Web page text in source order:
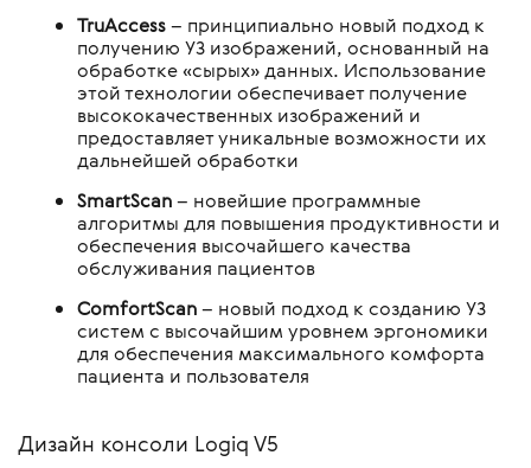
TruAccess– принципиально новый подход к
получению УЗ изображений, основанный на
обработке «сырых» данных. Использование
этой технологии обеспечивает получение
высококачественных изображений и
предоставляет уникальные возможности их
дальнейшей обработки
SmartScan– новейшие программные
алгоритмы для повышения продуктивности и
обеспечения высочайшего качества
обслуживания пациентов
ComfortScan– новый подход к созданию УЗ
систем с высочайшим уровнем эргономики
для обеспечения максимального комфорта
пациента и пользователя
Дизайн консоли Logiq V5